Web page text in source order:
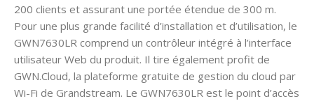
200 clients et assurant une portée étendue de 300 m.
Pour une plus grande facilité d’installation et d’utilisation, le
GWN7630LR comprend un contrôleur intégré à l’interface
utilisateur Web du produit. Il tire également profit de
GWN.Cloud, la plateforme gratuite de gestion du cloud par
Wi-Fi de Grandstream. Le GWN7630LR est le point d’accès